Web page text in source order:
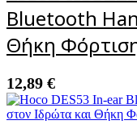
Bluetooth
Θήκη
12,89 €